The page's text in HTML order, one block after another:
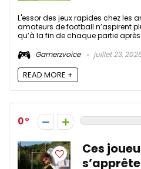
L'essor des jeux rapides chez les
amateurs de football n’aspirent
qu’à la fin de chaque partie après
Gamerzvoice
juillet 23,
READ MORE +
0
Ces